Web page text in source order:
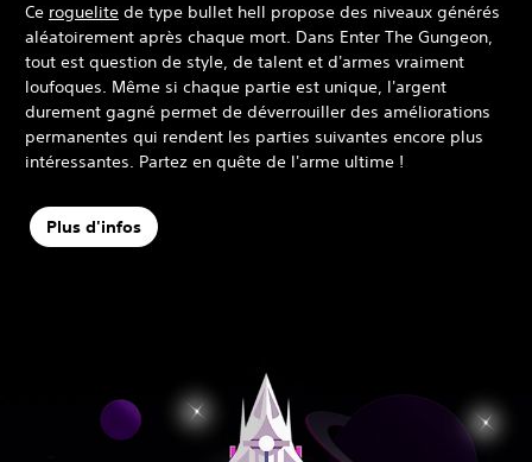
Ce roguelite de type bullet hell propose des niveaux générés
aléatoirement après chaque mort. Dans Enter The Gungeon,
tout est question de style, de talent et d'armes vraiment
loufoques. Même si chaque partie est unique, l'argent
durement gagné permet de déverrouiller des améliorations
permanentes qui rendent les parties suivantes encore plus
intéressantes. Partez en quête de l'arme ultime !
Plus d'infos